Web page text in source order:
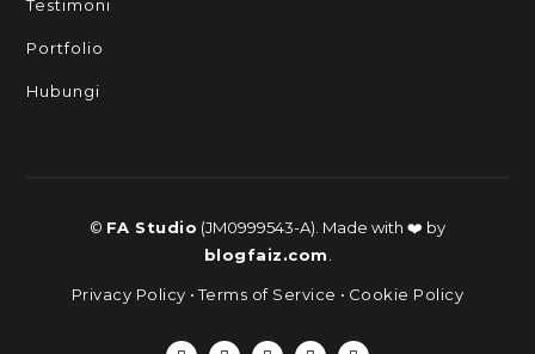
Testimoni
Portfolio
Hubungi
© FA Studio (JM0999543-A). Made with ❤️ by
blogfaiz.com
Privacy Policy •Terms of Service • Cookie Policy